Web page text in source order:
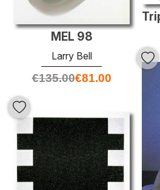
MEL 98
Larry Bell
€135.00€81.00